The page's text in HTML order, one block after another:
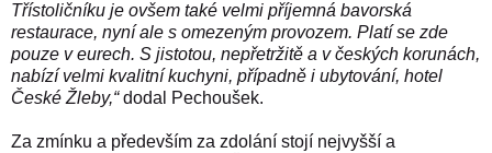
Třístoličníku je ovšem také velmi příjemná bavorská
restaurace, nyní ale s omezeným provozem. Platí se zde
pouze v eurech. S jistotou, nepřetržitě a v českých korunách,
nabízí velmi kvalitní kuchyni, případně i ubytování, hotel
České Žleby,“dodal Pechoušek.
Za zmínku a především za zdolání stojí nejvyšší a